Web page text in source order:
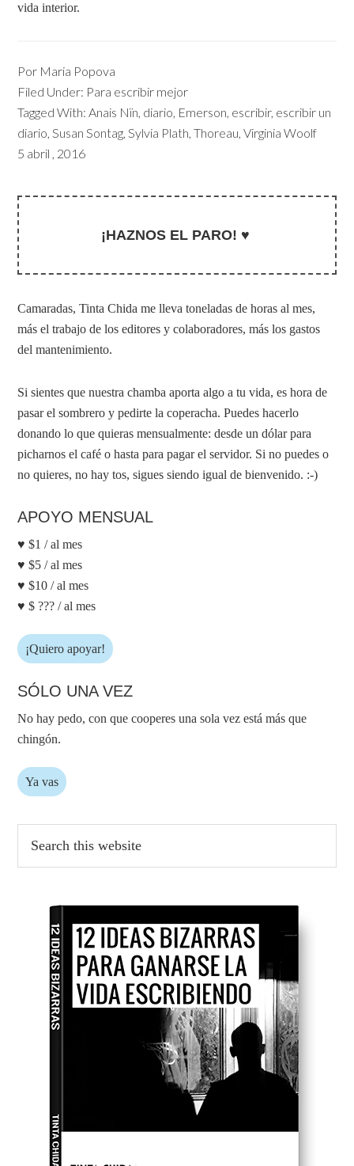
vida interior.
Por Maria Popova
Filed Under: Para escribir mejor
Tagged With:Anais Nïn, diario, Emerson, escribir, escribir un
diario,Susan Sontag,Sylvia Plath,Thoreau,Virginia Woolf
5 abril , 2016
¡HAZNOS EL PARO! ♥
Camaradas, Tinta Chida me lleva toneladas de horas al mes,
más el trabajo de los editores y colaboradores, más los gastos
del mantenimiento.
Si sientes que nuestra chamba aporta algo a tu vida, es hora de
pasar el sombrero y pedirte la coperacha. Puedes hacerlo
donando lo que quieras mensualmente: desde un dólar para
picharnos el café o hasta para pagar el servidor. Si no puedes o
no quieres, no hay tos, sigues siendo igual de bienvenido. :-)
APOYO MENSUAL
♥ $1 / al mes
♥ $5 / al mes
♥ $10 / al mes
♥ $ ??? / al mes
¡Quiero apoyar!
SÓLO UNA VEZ
No hay pedo, con que cooperes una sola vez está más que
chingón.
Ya vas